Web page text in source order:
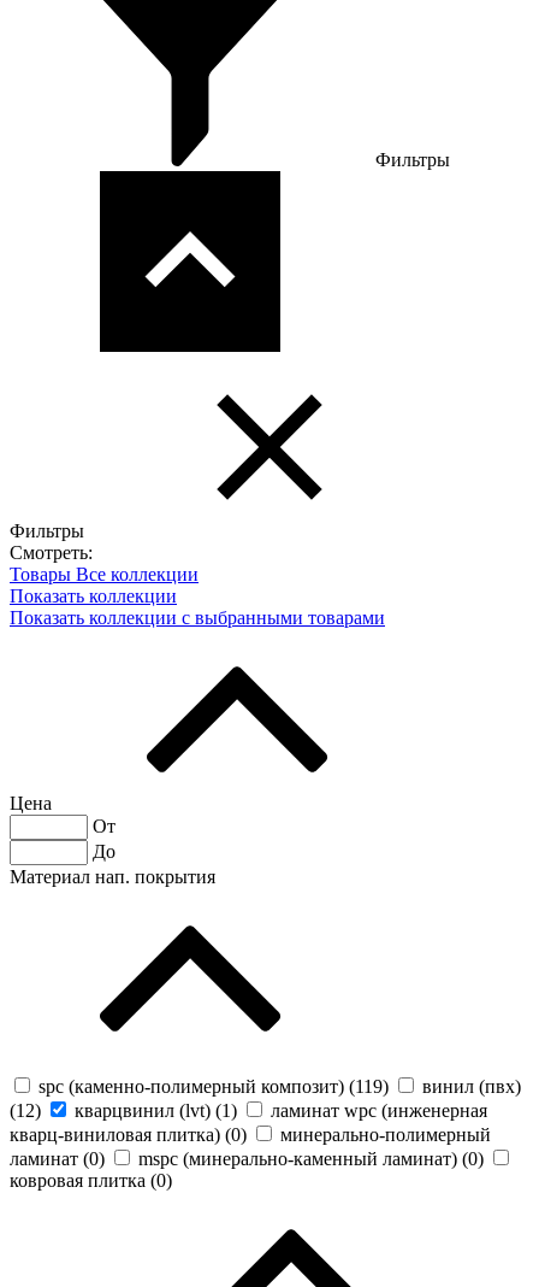
Фильтры
Фильтры
Смотреть:
Товары Все коллекции
Показать коллекции
Показать коллекции с выбранными товарами
Цена
От
До
Материал нап. покрытия
spc (каменно-полимерный композит) (119)
винил (пвх)
(12) кварцвинил (lvt) (1)
ламинат wpc (инженерная
кварц-виниловая плитка) (0)
минерально-полимерный
ламинат (0) mspc (минерально-каменный ламинат) (0)
ковровая плитка (0)